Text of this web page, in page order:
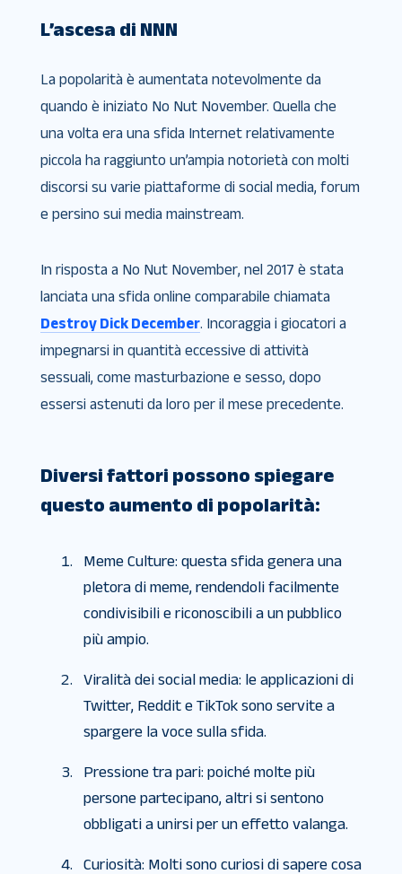
L’ascesa di NNN
La popolarità è aumentata notevolmente da
quando è iniziato No Nut November. Quella che
una volta era una sfida Internet relativamente
piccola ha raggiunto un’ampia notorietà con molti
discorsi su varie piattaforme di social media, forum
e persino sui media mainstream.
In risposta a No Nut November, nel 2017 è stata
lanciata una sfida online comparabile chiamata
Destroy Dick December. Incoraggia i giocatori a
impegnarsi in quantità eccessive di attività
sessuali, come masturbazione e sesso, dopo
essersi astenuti da loro per il mese precedente.
Diversi fattori possono spiegare
questo aumento di popolarità:
Meme Culture: questa sfida genera una
pletora di meme, rendendoli facilmente
condivisibili e riconoscibili a un pubblico
più ampio.
Viralità dei social media: le applicazioni di
Twitter, Reddit e TikTok sono servite a
spargere la voce sulla sfida.
Pressione tra pari: poiché molte più
persone partecipano, altri si sentono
obbligati a unirsi per un effetto valanga.
Curiosità: Molti sono curiosi di sapere cosa